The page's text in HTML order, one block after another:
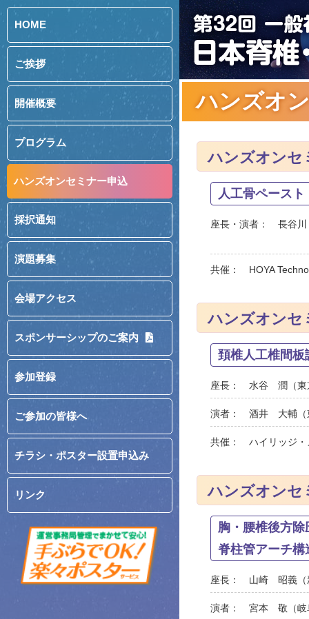
HOME
ご挨拶
開催概要
プログラム
ハンズオンセミナー申込
採択通知
演題募集
会場アクセス
スポンサーシップのご案内
参加登録
ご参加の皆様へ
チラシ・ポスター設置申込み
リンク
ハンズオ
ハンズオンセ
人工骨ペース
座長・演者： 長谷
共催： HOYA
ハンズオンセ
頚椎人工椎間
座長： 水谷 潤 東
演者： 酒井 大輔
共催： ハイリッジ・
ハンズオンセ
胸・腰椎後方
脊柱管アーチ構
座長： 山崎 昭義
演者： 宮本 敬